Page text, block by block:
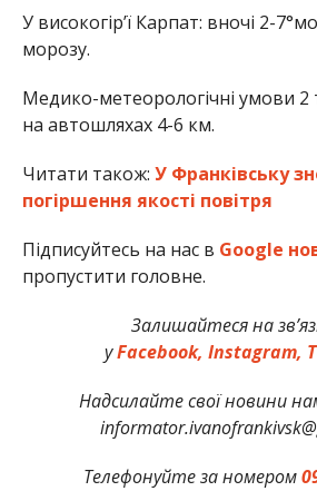
У високогір’ї Карпат: вночі 2-
морозу.
Медико-метеорологічні умови 2
на автошляхах 4-6 км.
Читати також: У Франківську
погіршення якості повітря
Підписуйтесь на нас в Google
пропустити головне.
Залишайтеся на
уFacebook, Instagram,
Надсилайте свої новини
Телефонуйте за номером